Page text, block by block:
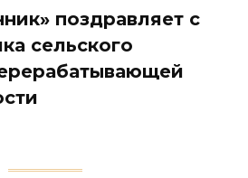
поздравляет с
сельского